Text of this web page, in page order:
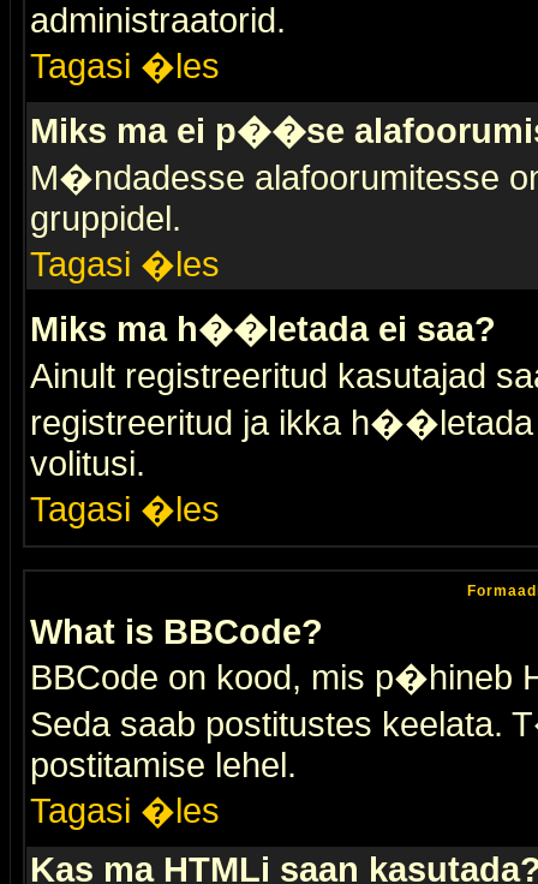
administraatorid.
Tagasi �les
Miks ma ei p��se
M�ndadesse alafoorumitesse
gruppidel.
Tagasi �les
Miks ma h��letada ei saa?
Ainult registreeritud kasutajad
registreeritud ja ikka h��letada
volitusi.
Tagasi �les
What is BBCode?
BBCode on kood, mis p�hineb
Seda saab postitustes keelata.
postitamise lehel.
Tagasi �les
Kas ma HTMLi saan